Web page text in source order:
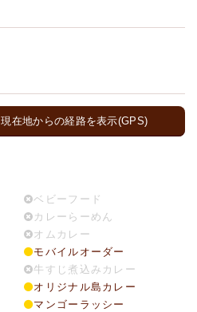
現在地からの経路を表示(GPS)
ベビーフード
カレーらーめん
オムカレー
モバイルオーダー
牛すじ煮込みカレー
オリジナル島カレー
マンゴーラッシー